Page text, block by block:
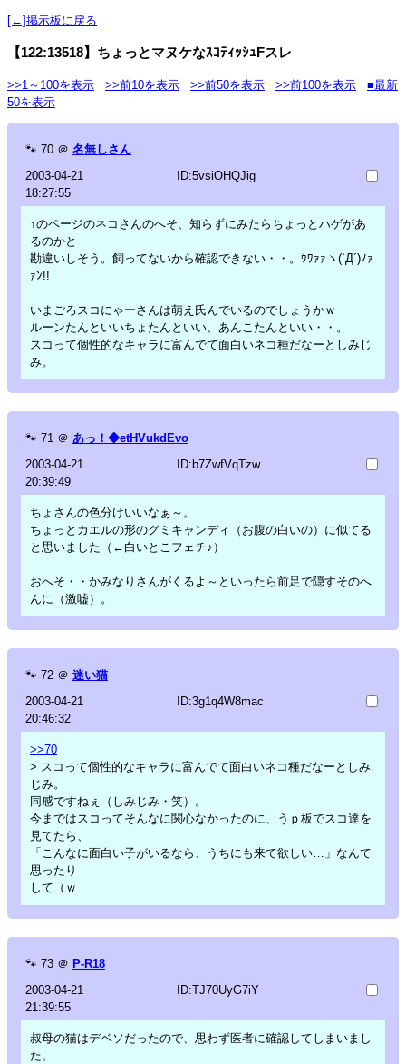
[←]掲示板に戻る
【122:13518】ちょっとマヌケなｽｺﾃｨｯｼｭFスレ
>>1～100を表示 >>前10を表示 >>前50を表示 >>前100を表示
■最新
50を表示
🐾 70 ＠ 名無しさん
2003-04-21
18:27:55
ID:5vsiOHQJig
↑のページのネコさんのへそ、知らずにみたらちょっとハゲがあ
るのかと
勘違いしそう。飼ってないから確認できない・・。ｳﾜｧｧヽ(`Д´)ﾉｧ
ｧﾝ!!
いまごろスコにゃーさんは萌え氏んでいるのでしょうかｗ
ルーンたんといいちょたんといい、あんこたんといい・・。
スコって個性的なキャラに富んでて面白いネコ種だなーとしみじ
み。
🐾 71 ＠ あっ！◆etHVukdEvo
2003-04-21
20:39:49
ID:b7ZwfVqTzw
ちょさんの色分けいいなぁ～。
ちょっとカエルの形のグミキャンディ（お腹の白いの）に似てる
と思いました（←白いとこフェチ♪）
おへそ・・かみなりさんがくるよ～といったら前足で隠すそのへ
んに（激嘘）。
🐾 72 ＠ 迷い猫
2003-04-21
20:46:32
ID:3g1q4W8mac
>>70
> スコって個性的なキャラに富んでて面白いネコ種だなーとしみ
じみ。
同感ですねぇ（しみじみ・笑）。
今まではスコってそんなに関心なかったのに、うｐ板でスコ達を
見てたら、
「こんなに面白い子がいるなら、うちにも来て欲しい…」なんて
思ったり
して（ｗ
🐾 73 ＠ P-R18
2003-04-21
21:39:55
ID:TJ70UyG7iY
叔母の猫はデベソだったので、思わず医者に確認してしまいまし
た。